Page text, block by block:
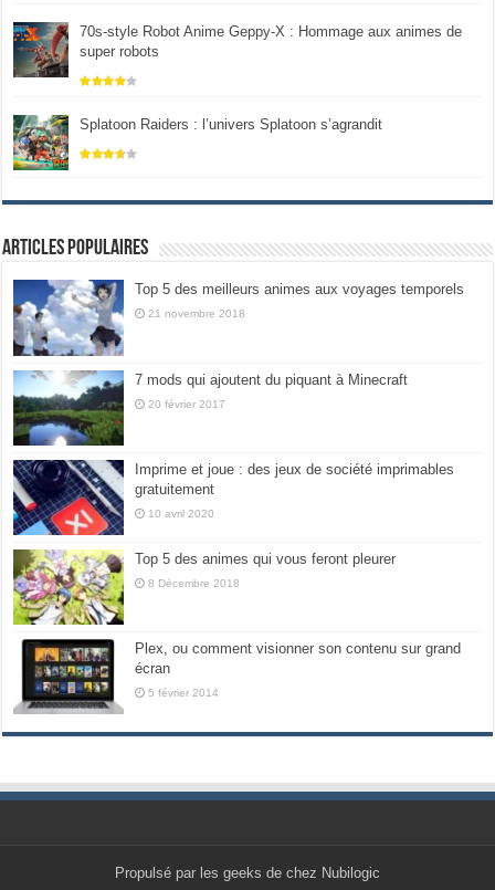
70s-style Robot Anime Geppy-X : Hommage aux animes de
super robots
Splatoon Raiders : l’univers Splatoon s’agrandit
Articles populaires
Top 5 des meilleurs animes aux voyages temporels
21 novembre 2018
7 mods qui ajoutent du piquant à Minecraft
20 février 2017
Imprime et joue : des jeux de société imprimables
gratuitement
10 avril 2020
Top 5 des animes qui vous feront pleurer
8 Décembre 2018
Plex, ou comment visionner son contenu sur grand
écran
5 février 2014
Propulsé par les geeks de chez Nubilogic